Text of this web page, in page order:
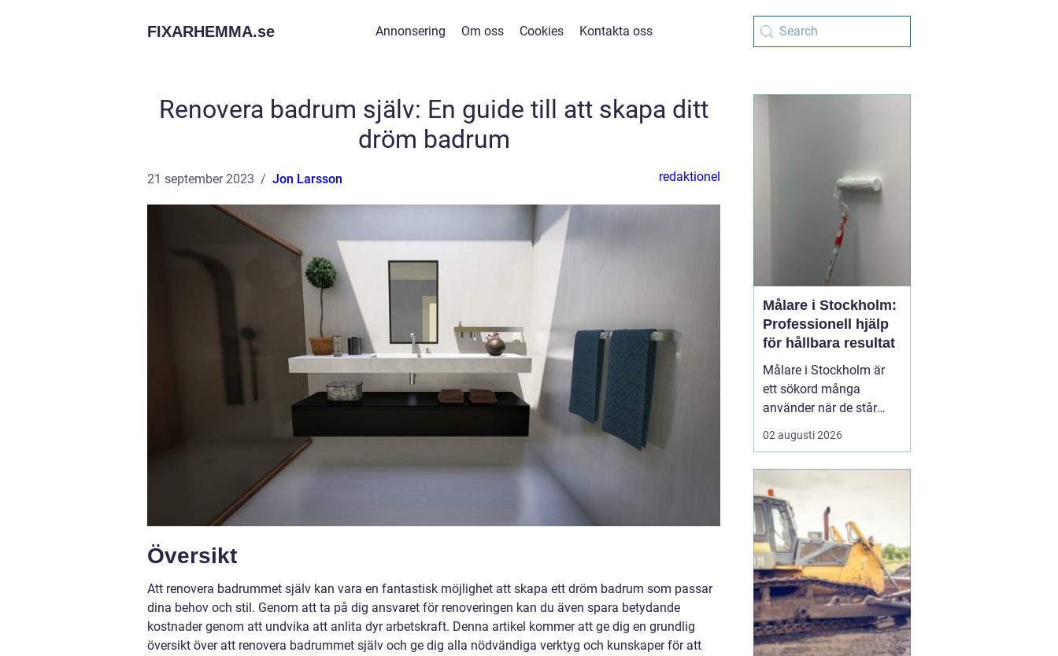
FIXARHEMMA.se Annonsering Om oss Cookies Kontakta oss
Renovera badrum själv: En guide till att skapa ditt
dröm badrum
21 september 2023 Jon Larsson redaktionel
Översikt
Att renovera badrummet själv kan vara en fantastisk möjlighet att skapa ett dröm badrum som passar
dina behov och stil. Genom att ta på dig ansvaret för renoveringen kan du även spara betydande
kostnader genom att undvika att anlita dyr arbetskraft. Denna artikel kommer att ge dig en grundlig
översikt över att renovera badrummet själv och ge dig alla nödvändiga verktyg och kunskaper för att
Målare i Stockholm:
Professionell hjälp
för hållbara resultat
Målare i Stockholm är
ett sökord många
använder när de står
inför ett större eller
mindre måleriprojekt i
och vill hitta en trygg
fackman. När en bostad,
lokal el...
02 augusti 2026